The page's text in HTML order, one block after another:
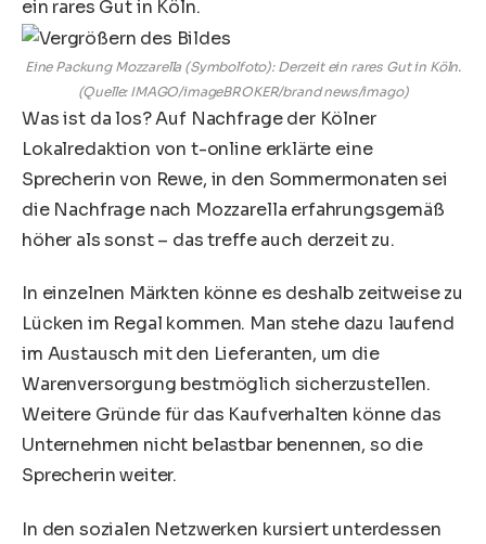
Eine Packung Mozzarella (Symbolfoto): Derzeit ein rares Gut in Köln.
(Quelle: IMAGO/imageBROKER/brand news/imago)
Was ist da los? Auf Nachfrage der Kölner
Lokalredaktion von t-online erklärte eine
Sprecherin von Rewe, in den Sommermonaten sei
die Nachfrage nach Mozzarella erfahrungsgemäß
höher als sonst – das treffe auch derzeit zu.
In einzelnen Märkten könne es deshalb zeitweise zu
Lücken im Regal kommen. Man stehe dazu laufend
im Austausch mit den Lieferanten, um die
Warenversorgung bestmöglich sicherzustellen.
Weitere Gründe für das Kaufverhalten könne das
Unternehmen nicht belastbar benennen, so die
Sprecherin weiter.
In den sozialen Netzwerken kursiert unterdessen